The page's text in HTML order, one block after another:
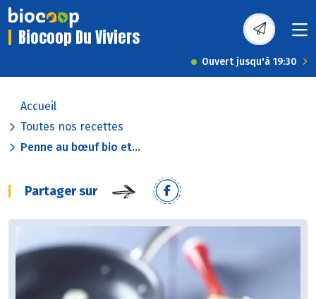
Biocoop Du Viviers
Ouvert jusqu'à 19:30
Accueil
Toutes nos recettes
Penne au bœuf bio et...
Partager sur